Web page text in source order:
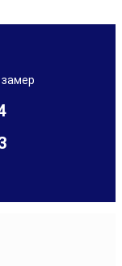
окон в